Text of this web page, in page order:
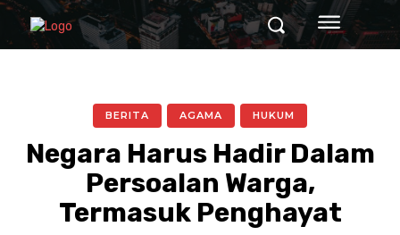
BERITA AGAMA HUKUM
Negara Harus Hadir Dalam
Persoalan Warga,
Termasuk Penghayat